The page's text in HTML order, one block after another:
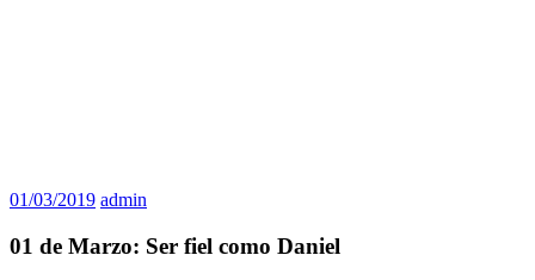
01/03/2019 admin
01 de Marzo: Ser fiel como Daniel